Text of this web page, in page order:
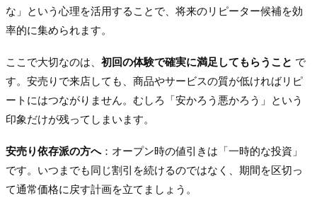
な」という心理を活用することで、将来のリピーター候補を効
率的に集められます。
ここで大切なのは、 初回の体験で確実に満足してもらうこと で
す。安売りで来店しても、商品やサービスの質が低ければリピ
ートにはつながりません。むしろ「安かろう悪かろう」という
印象だけが残ってしまいます。
安売り依存派の方へ：オープン時の値引きは「一時的な投資」
です。いつまでも同じ割引を続けるのではなく、期間を区切っ
て通常価格に戻す計画を立てましょう。